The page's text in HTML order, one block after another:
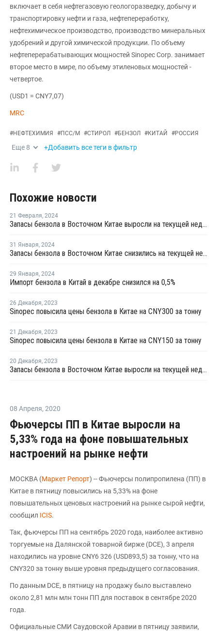
включает в себя нефтегазовую геологоразведку, добычу и
транспортировку нефти и газа, нефтепереработку,
нефтехимическое производство, производство минеральных
удобрений и другой химической продукции. По объему
нефтеперерабатывающих мощностей Sinopec Corp. занимает
второе место в мире, по объему этиленовых мощностей -
четвертое.
(USD1 = CNY7,07)
MRC
#НЕФТЕХИМИЯ #ПСС/М #СТИРОЛ #БЕНЗОЛ #КИТАЙ #РОССИЯ
Еще 8 +Добавить все теги в фильтр
Похожие новости
21 Февраля, 2024
Запасы бензола в Восточном Китае выросли на текущей неделе
31 Января, 2024
Запасы бензола в Восточном Китае снизились на текущей неделе
29 Января, 2024
Импорт бензола в Китай в декабре снизился на 0,5%
26 Декабря, 2023
Sinopec повысила цены бензола в Китае на CNY300 за тонну
21 Декабря, 2023
Sinopec повысила цены бензола в Китае на CNY150 за тонну
20 Декабря, 2023
Запасы бензола в Восточном Китае выросли на текущей неделе
08 Апреля, 2020
Фьючерсы ПП в Китае выросли на
5,33% года на фоне повышательных
настроений на рынке нефти
МОСКВА (Маркет Репорт) -- Фьючерсы полипропилена (ПП) в
Китае в пятницу повысились на 5,33% на фоне
повышательных ценовых настроений на рынке сырой нефти,
сообщил ICIS.
Так, фьючерсы ПП на сентябрь 2020 года, наиболее активно
торгуемые на Далянской товарной бирже (DCE), 3 апреля
находились на уровне CNY6 326 (USD893,5) за тонну, что на
CNY320 за тонну выше уровня предыдущего согласования.
По данным DCE, в пятницу на продажу было выставлено
около 2,81 млн млн тонн ПП для поставок в сентябре 2020
года.
Официальные СМИ Саудовской Аравии в пятницу заявили,